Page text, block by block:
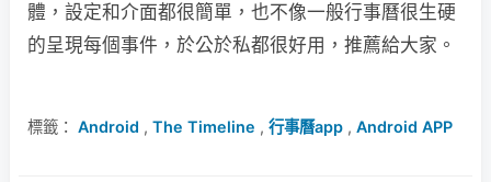
體，設定和介面都很簡單，也不像一般行事曆很生硬
的呈現每個事件，於公於私都很好用，推薦給大家。
標籤： Android , The Timeline , 行事曆app , Android APP